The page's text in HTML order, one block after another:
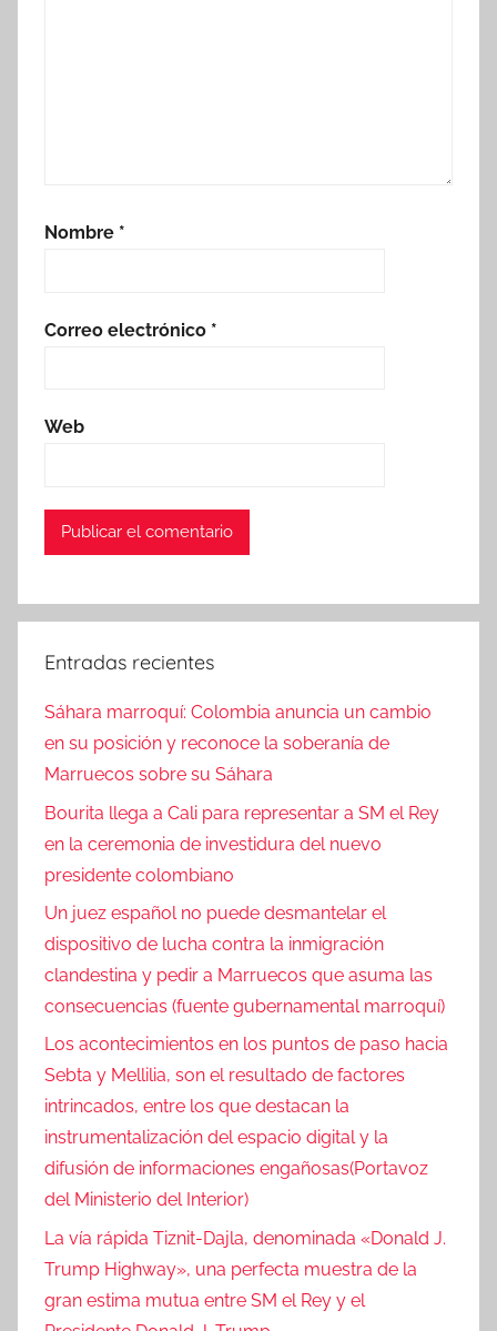
Nombre *
Correo electrónico *
Web
Entradas recientes
Sáhara marroquí: Colombia anuncia un cambio
en su posición y reconoce la soberanía de
Marruecos sobre su Sáhara
Bourita llega a Cali para representar a SM el Rey
en la ceremonia de investidura del nuevo
presidente colombiano
Un juez español no puede desmantelar el
dispositivo de lucha contra la inmigración
clandestina y pedir a Marruecos que asuma las
consecuencias (fuente gubernamental marroquí)
Los acontecimientos en los puntos de paso hacia
Sebta y Mellilia, son el resultado de factores
intrincados, entre los que destacan la
instrumentalización del espacio digital y la
difusión de informaciones engañosas(Portavoz
del Ministerio del Interior)
La vía rápida Tiznit-Dajla, denominada «Donald J.
Trump Highway», una perfecta muestra de la
gran estima mutua entre SM el Rey y el